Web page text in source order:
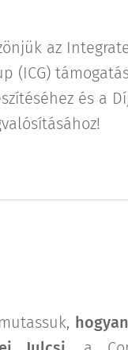
az
(ICG)
és a